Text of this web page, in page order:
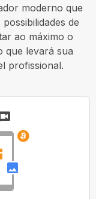
moderno que
de
ao máximo o
que levará sua
profissional.